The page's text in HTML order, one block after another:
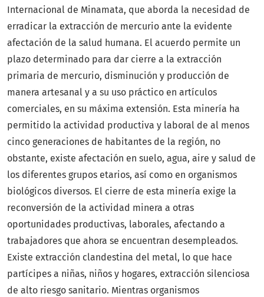
Internacional de Minamata, que aborda la necesidad de
erradicar la extracción de mercurio ante la evidente
afectación de la salud humana. El acuerdo permite un
plazo determinado para dar cierre a la extracción
primaria de mercurio, disminución y producción de
manera artesanal y a su uso práctico en artículos
comerciales, en su máxima extensión. Esta minería ha
permitido la actividad productiva y laboral de al menos
cinco generaciones de habitantes de la región, no
obstante, existe afectación en suelo, agua, aire y salud de
los diferentes grupos etarios, así como en organismos
biológicos diversos. El cierre de esta minería exige la
reconversión de la actividad minera a otras
oportunidades productivas, laborales, afectando a
trabajadores que ahora se encuentran desempleados.
Existe extracción clandestina del metal, lo que hace
partícipes a niñas, niños y hogares, extracción silenciosa
de alto riesgo sanitario. Mientras organismos